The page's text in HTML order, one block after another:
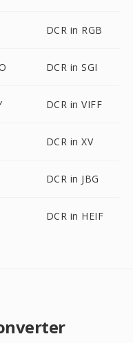
DCR in RGB
DCR in SGI
DCR in VIFF
DCR in XV
DCR in JBG
DCR in HEIF